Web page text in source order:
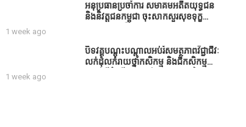
អនុប្រធានប្រចាំការ សមាគមអតីតយុទ្ធជន
និងនិវត្តជនកម្ពុជា ចុះសាកសួរសុខទុក្ខ
អភិវឌ្ឍន៍អតីតយុទ្ធជន មរតកតេជោធិបតី
ថ្លុកកព្រីង
1 week ago
បិទវគ្គបណ្តុះបណ្តាលអប់រំសមត្ថភាពវិជ្ជាជីវៈ
លក់ដុំលក់រាយថ្នាំកសិកម្ម និងជីកសិកម្ម
1 week ago